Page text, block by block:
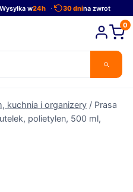
Wysyłka w24h 30 dnina zwrot
0
kuchnia i organizery / Prasa
polietylen, 500 ml,